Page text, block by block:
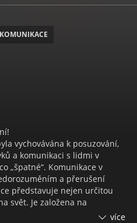
KOMUNIKACE
vychovávána k posuzování,
a komunikaci s lidmi v
„špatné“. Komunikace v
a přerušení
představuje nejen určitou
svět. Je založena na
a ochotě vnímat potřeby a více